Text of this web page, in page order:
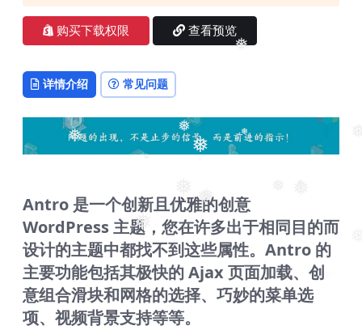
❅
❅ ❅
❅
❅
❅
❅
❅ ❅
购买下载权限 查看预览
详情介绍 常见问题
Antro 是一个创新且优雅的创意
WordPress 主题，您在许多出于相同目的而
设计的主题中都找不到这些属性。Antro 的
主要功能包括其极快的 Ajax 页面加载、创
意组合滑块和网格的选择、巧妙的菜单选
项、视频背景支持等等。